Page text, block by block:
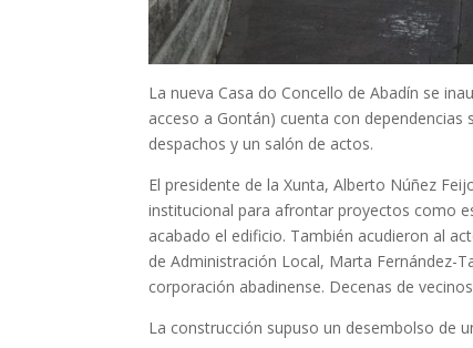
La nueva Casa do Concello de Abadín se
acceso a Gontán) cuenta con
despachos y un salón de actos.
El presidente de la Xunta, Alberto Núñez
institucional para afrontar proyectos como
acabado el edificio. También acudieron al
de Administración Local, Marta Fernández-
corporación abadinense. Decenas de
La construcción supuso un desembolso de